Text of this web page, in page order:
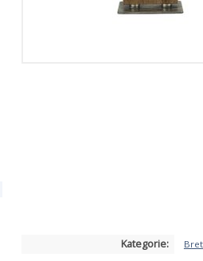
Kategorie: